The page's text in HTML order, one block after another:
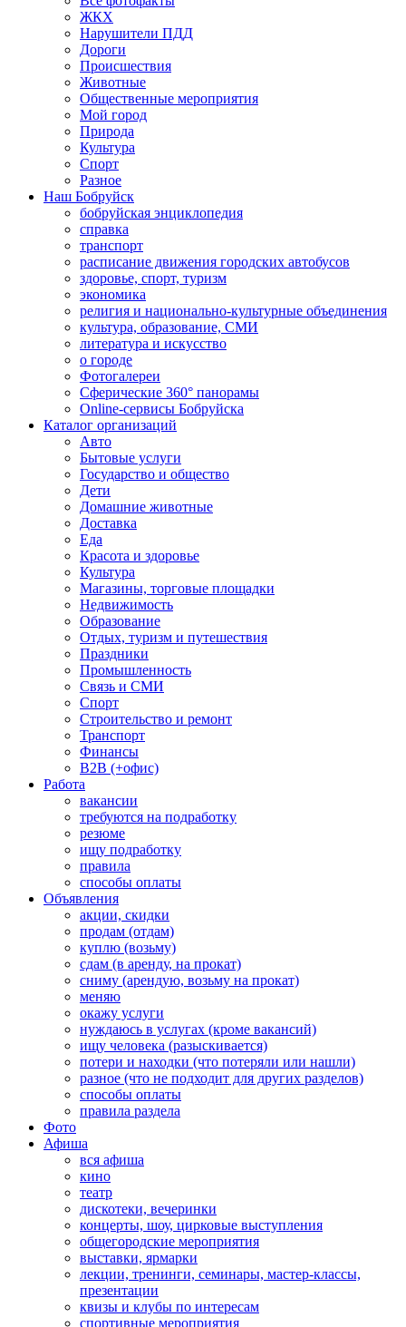
ЖКХ
Нарушители ПДД
Дороги
Происшествия
Животные
Общественные мероприятия
Мой город
Природа
Культура
Спорт
Разное
Наш Бобруйск
бобруйская энциклопедия
справка
транспорт
расписание движения городских автобусов
здоровье, спорт, туризм
экономика
религия и национально-культурные объединения
культура, образование, СМИ
литература и искусство
о городе
Фотогалереи
Сферические 360° панорамы
Online-сервисы Бобруйска
Каталог организаций
Авто
Бытовые услуги
Государство и общество
Дети
Домашние животные
Доставка
Еда
Красота и здоровье
Культура
Магазины, торговые площадки
Недвижимость
Образование
Отдых, туризм и путешествия
Праздники
Промышленность
Связь и СМИ
Спорт
Строительство и ремонт
Транспорт
Финансы
B2B (+офис)
Работа
вакансии
требуются на подработку
резюме
ищу подработку
правила
способы оплаты
Объявления
акции, скидки
продам (отдам)
куплю (возьму)
сдам (в аренду, на прокат)
сниму (арендую, возьму на прокат)
меняю
окажу услуги
нуждаюсь в услугах (кроме вакансий)
ищу человека (разыскивается)
потери и находки (что потеряли или нашли)
разное (что не подходит для других разделов)
способы оплаты
правила раздела
Фото
Афиша
вся афиша
кино
театр
дискотеки, вечеринки
концерты, шоу, цирковые выступления
общегородские мероприятия
выставки, ярмарки
лекции, тренинги, семинары, мастер-классы,
презентации
квизы и клубы по интересам
спортивные мероприятия